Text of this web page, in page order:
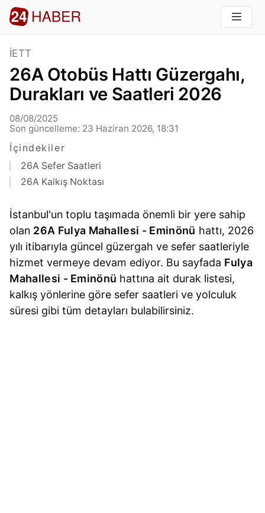
İETT
26A Otobüs Hattı Güzergahı,
Durakları ve Saatleri 2026
08/08/2025
Son güncelleme: 23 Haziran 2026, 18:31
İçindekiler
26A Sefer Saatleri
26A Kalkış Noktası
İstanbul'un toplu taşımada önemli bir yere sahip
olan 26A Fulya Mahallesi - Eminönü hattı, 2026
yılı itibarıyla güncel güzergah ve sefer saatleriyle
hizmet vermeye devam ediyor. Bu sayfada Fulya
Mahallesi - Eminönü hattına ait durak listesi,
kalkış yönlerine göre sefer saatleri ve yolculuk
süresi gibi tüm detayları bulabilirsiniz.